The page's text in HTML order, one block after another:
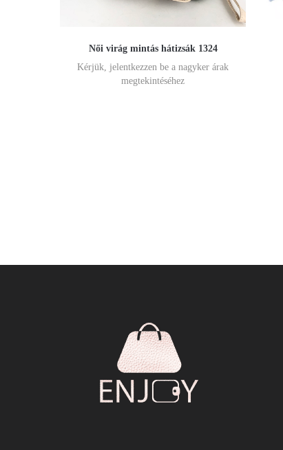
Női virág mintás hátizsák 1324
Kérjük, jelentkezzen be a nagyker árak
megtekintéséhez